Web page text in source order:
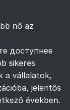
nő az
доступнее
sikeres
a vállalatok,
jelentős
években.